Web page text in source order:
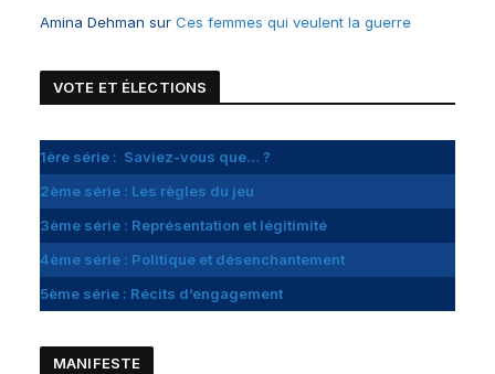
Amina Dehman sur Ces femmes qui veulent la guerre
VOTE ET ÉLECTIONS
1ère série : Saviez-vous que… ?
2ème série : Les règles du jeu
3ème série : Représentation et légitimité
4ème série : Politique et désenchantement
5ème série : Récits d’engagement
MANIFESTE